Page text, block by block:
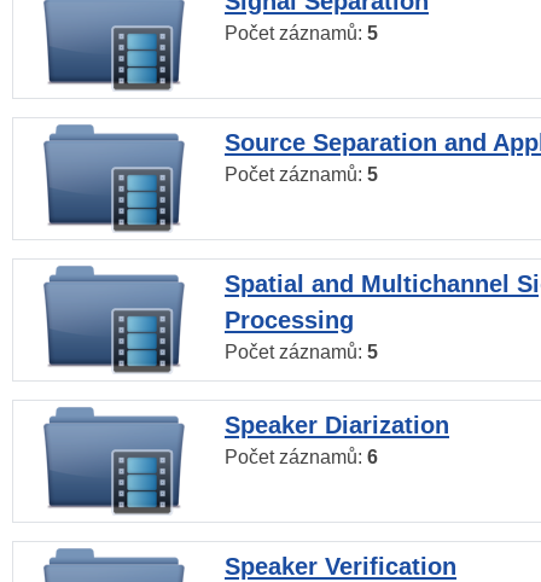
Počet záznamů: 5
Source Separation and
Počet záznamů: 5
Spatial and Multichannel
Processing
Počet záznamů: 5
Speaker Diarization
Počet záznamů: 6
Speaker Verification